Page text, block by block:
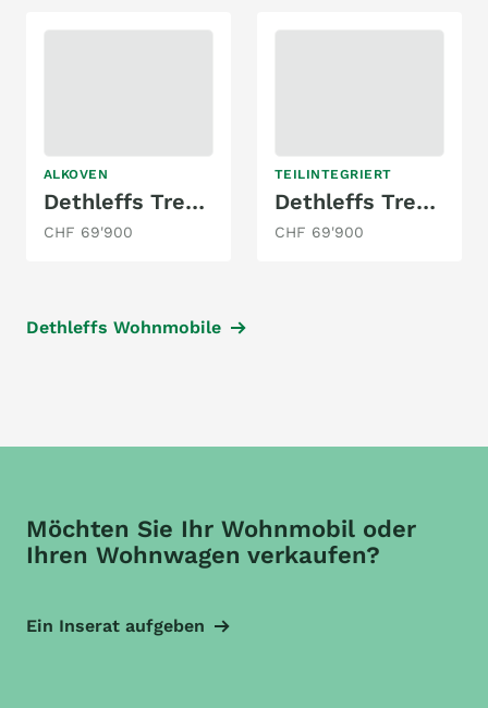
ALKOVEN
Dethleffs Trend A 7877-2
CHF 69'900
TEILINTEGRIERT
Dethleffs Trend T 7057 EB
CHF 69'900
Dethleffs Wohnmobile
Möchten Sie Ihr Wohnmobil oder
Ihren Wohnwagen verkaufen?
Ein Inserat aufgeben